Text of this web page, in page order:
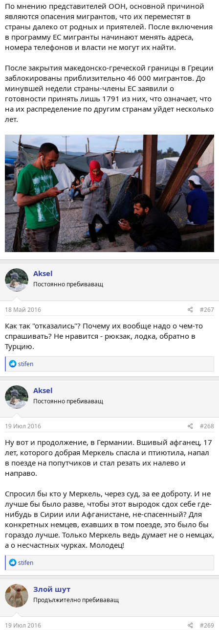
По мнению представителей ООН, основной причиной
являются опасения мигрантов, что их переместят в
страны далеко от родных и приятелей. После включения
в программу ЕС мигранты начинают менять адреса,
номера телефонов и власти не могут их найти.
После закрытия македонско-греческой границы в Греции
заблокированы приблизительно 46 000 мигрантов. До
минувшей недели страны-члены ЕС заявили о
готовности принять лишь 1791 из них, что означает, что
на их распределение по другим странам уйдет несколько
лет.
Aksel
Постоянно пребиваващ
18 Май 2016 #267
Как так "отказались"? Почему их вообще надо о чем-то
спрашивать? Не нравится - рюкзак, лодка, обратно в
Турцию.
Р
е
а
к
ц
и
и
:
stifen
Aksel
Постоянно пребиваващ
19 Июл 2016 #268
Ну вот и продолжение, в Германии. Вшивый афганец, 17
лет, которого добрая Меркель спасла и птиютила, напал
в поезде на попутчиков и стал резать их налево и
направо.
Спросил бы кто у Меркель, через суд, за ее доброту. И не
лучше бы было разве, чтобы этот выродок сдох себе где-
нибудь в Сирии или Афганистане, не-спасенный? Для
конкретных немцев, ехавших в том поезде, это было бы
гораздо лучше. Только Меркель ведь думает не о немцах,
а о несчастных чурках. Молодец!
Р
е
а
к
ц
и
и
:
stifen
Злой шут
Продължително пребиваващ
19 Июл 2016 #269